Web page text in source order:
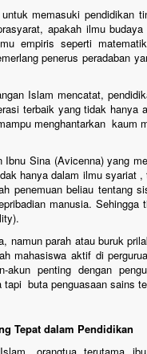
memasuki pendidikan
apakah ilmu
empiris seperti
penerus peradaban
Islam mencatat,
terbaik yang tidak
menghantarkan kaum
Sina (Avicenna) yang
hanya dalam ilmu syariat
penemuan beliau tentang
manusia.
namun parah atau buruk
mahasiswa aktif di
akun penting dengan
buta penguasaan sains
Tepat dalam Pendidikan